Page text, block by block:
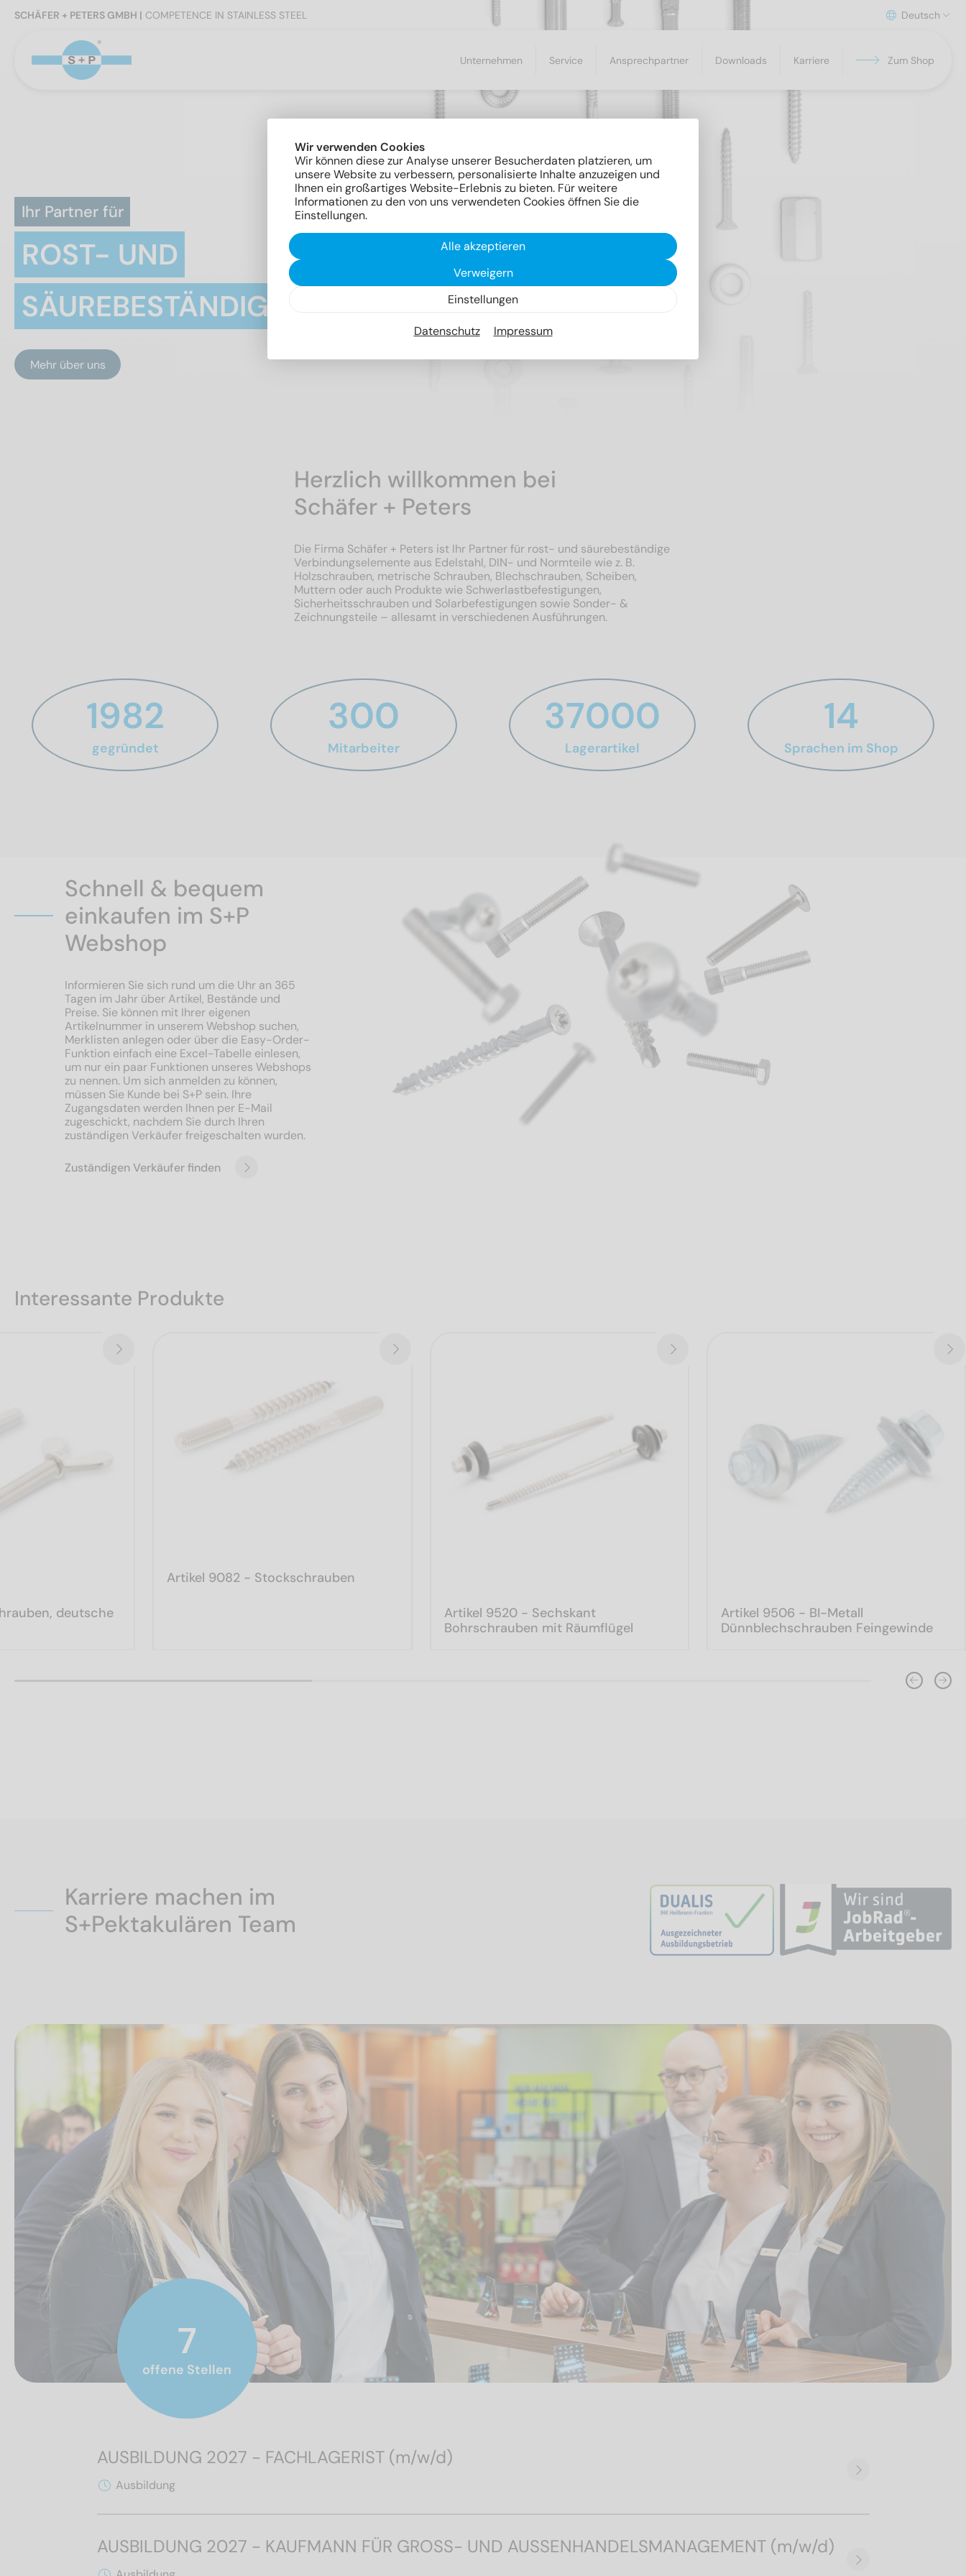
SCHÄFER + PETERS GMBH | COMPETENCE IN STAINLESS STEEL Deutsch
Unternehmen Service Ansprechpartner Downloads Karriere Zum Shop
Ihr Partner für
ROST- UND
SÄUREBESTÄNDIGE VERBINDUNGSELEMENTE
Mehr über uns
Herzlich willkommen bei
Schäfer + Peters
Die Firma Schäfer + Peters ist Ihr Partner für rost- und säurebeständige
Verbindungselemente aus Edelstahl, DIN- und Normteile wie z. B.
Holzschrauben, metrische Schrauben, Blechschrauben, Scheiben,
Muttern oder auch Produkte wie Schwerlastbefestigungen,
Sicherheitsschrauben und Solarbefestigungen sowie Sonder- &
Zeichnungsteile – allesamt in verschiedenen Ausführungen.
1982
gegründet
300
Mitarbeiter
37000
Lagerartikel
14
Sprachen ­im Shop
Schnell & bequem
einkaufen im S+P
Webshop
Informieren Sie sich rund um die Uhr an 365
Tagen im Jahr über Artikel, Bestände und
Preise. Sie können mit Ihrer eigenen
Artikelnummer in unserem Webshop suchen,
Merklisten anlegen oder über die Easy-Order-
Funktion einfach eine Excel-Tabelle einlesen,
um nur ein paar Funktionen unseres Webshops
zu nennen. Um sich anmelden zu können,
müssen Sie Kunde bei S+P sein. Ihre
Zugangsdaten werden Ihnen per E-Mail
zugeschickt, nachdem Sie durch Ihren
zuständigen Verkäufer freigeschalten wurden.
Zuständigen Verkäufer finden
Interessante Produkte
deutsche
Artikel 9082 - Stockschrauben
Artikel 9520 - Sechskant
Bohrschrauben mit Räumflügel
Artikel 9506 - BI-Metall
Dünnblechschrauben Feingewinde
Karriere machen im
S+Pektakulären Team
7
offene Stellen
AUSBILDUNG 2027 - FACHLAGERIST (m/w/d)
Ausbildung
AUSBILDUNG 2027 - KAUFMANN FÜR GROSS- UND AUSSENHANDELSMANAGEMENT (m/w/d)
Wir verwenden Cookies
Wir können diese zur Analyse unserer Besucherdaten platzieren, um
unsere Website zu verbessern, personalisierte Inhalte anzuzeigen und
Ihnen ein großartiges Website-Erlebnis zu bieten. Für weitere
Informationen zu den von uns verwendeten Cookies öffnen Sie die
Einstellungen.
Alle akzeptieren
Verweigern
Einstellungen
Datenschutz Impressum